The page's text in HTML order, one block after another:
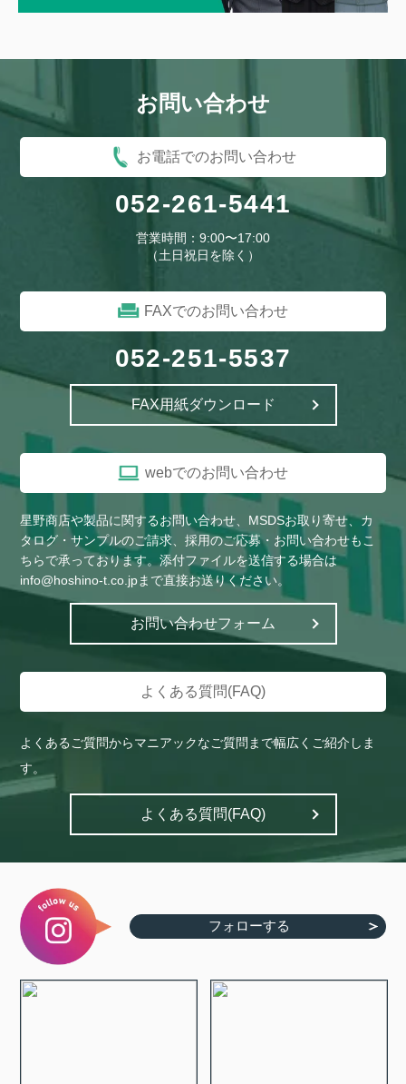
お問い合わせ
お電話でのお問い合わせ
052-261-5441
営業時間：9:00〜17:00
（土日祝日を除く）
FAXでのお問い合わせ
052-251-5537
FAX用紙ダウンロード
webでのお問い合わせ
星野商店や製品に関するお問い合わせ、MSDSお取り寄せ、カ
タログ・サンプルのご請求、採用のご応募・お問い合わせもこ
ちらで承っております。添付ファイルを送信する場合は
info@hoshino-t.co.jpまで直接お送りください。
お問い合わせフォーム
よくある質問(FAQ)
よくあるご質問からマニアックなご質問まで幅広くご紹介しま
す。
よくある質問(FAQ)
フォローする